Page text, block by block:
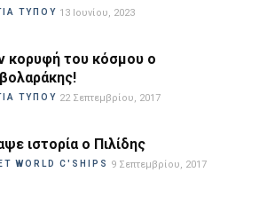
ΤΥΠΟΥ 13 Ιουνίου, 2023
κορυφή του κόσμου ο
ΤΥΠΟΥ 22 Σεπτεμβρίου, 2017
ιστορία ο Πιλίδης
WORLD C'SHIPS 9 Σεπτεμβρίου, 2017